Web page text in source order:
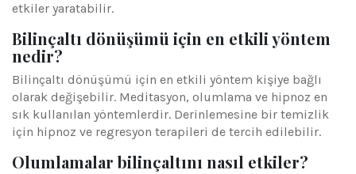
etkiler yaratabilir.
Bilinçaltı dönüşümü için en etkili yöntem
nedir?
Bilinçaltı dönüşümü için en etkili yöntem kişiye bağlı
olarak değişebilir. Meditasyon, olumlama ve hipnoz en
sık kullanılan yöntemlerdir. Derinlemesine bir temizlik
için hipnoz ve regresyon terapileri de tercih edilebilir.
Olumlamalar bilinçaltını nasıl etkiler?